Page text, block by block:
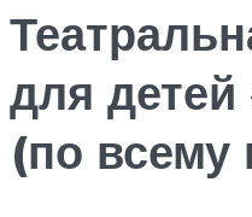
для
(по всему